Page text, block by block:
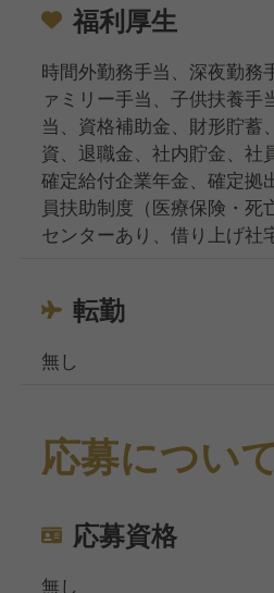
福利厚生
時間外勤務手当、深夜勤務
ァミリー手当、子供扶養手
当、資格補助金、財形貯蓄
資、退職金、社内貯金、社
確定給付企業年金、確定拠
員扶助制度（医療保険・死
センターあり、借り上げ社
転勤
無し
応募につい
応募資格
無し